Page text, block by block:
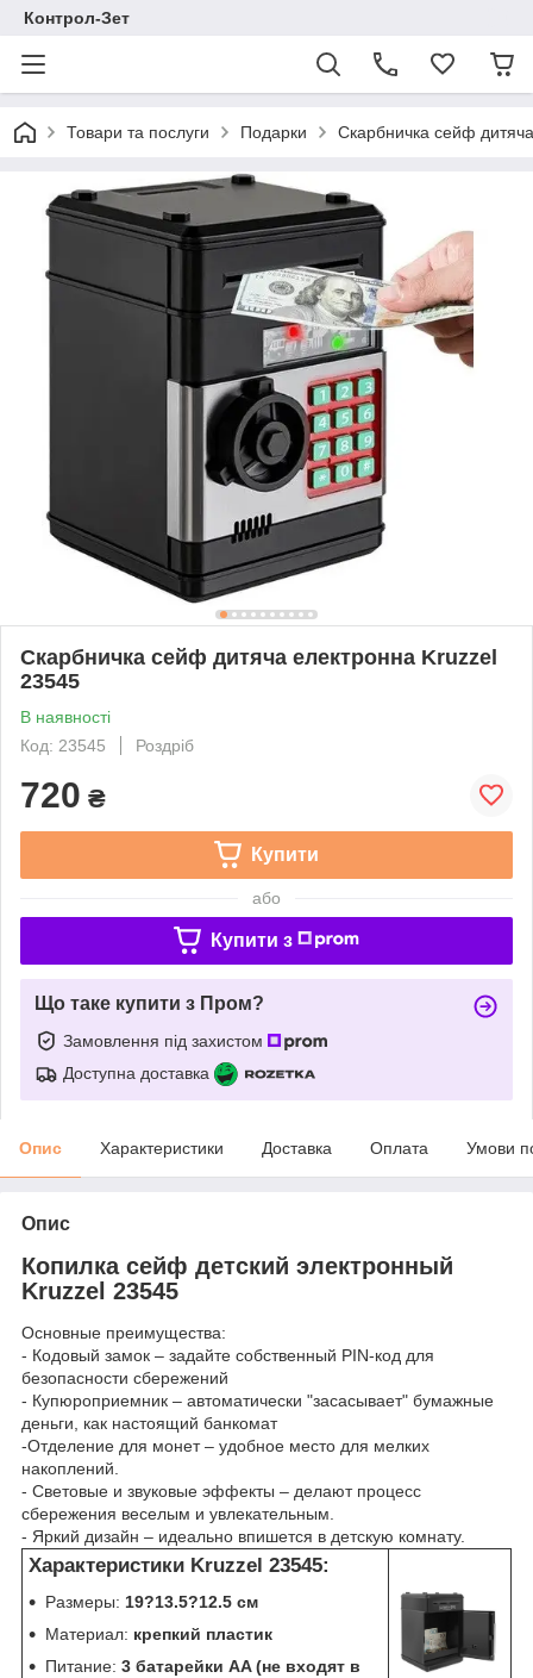
Контрол-Зет
Товари та послуги Подарки Скарбничка сейф
Скарбничка сейф дитяча електронна Kruzzel
23545
В наявності
Код: 23545
Роздріб
720 ₴
Купити
або
Купити з
Що таке купити з Пром?
Замовлення під захистом
Доступна доставка
Опис Характеристики Доставка Оплата Умови
Опис
Копилка сейф детский электронный
Kruzzel 23545
Основные преимущества:
- Кодовый замок – задайте собственный PIN-код для
безопасности сбережений
- Купюроприемник – автоматически "засасывает" бумажные
деньги, как настоящий банкомат
-Отделение для монет – удобное место для мелких
накоплений.
- Световые и звуковые эффекты – делают процесс
сбережения веселым и увлекательным.
- Яркий дизайн – идеально впишется в детскую комнату.
Характеристики Kruzzel 23545:
Размеры: 19?13.5?12.5 см
Материал: крепкий пластик
Питание: 3 батарейки AA (не входят в